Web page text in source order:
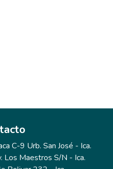
C-9 Urb. San José - Ica.
Los Maestros S/N - Ica.